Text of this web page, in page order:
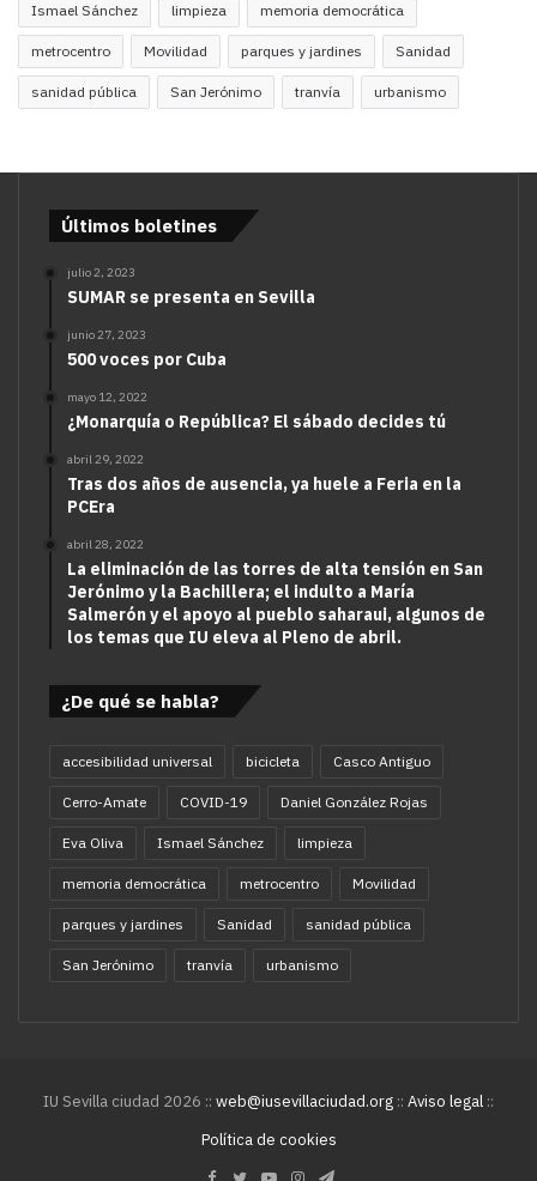
Ismael Sánchez limpieza memoria democrática
metrocentro Movilidad parques y jardines Sanidad
sanidad pública San Jerónimo tranvía urbanismo
Últimos boletines
julio 2, 2023
SUMAR se presenta en Sevilla
junio 27, 2023
500 voces por Cuba
mayo 12, 2022
¿Monarquía o República? El sábado decides tú
abril 29, 2022
Tras dos años de ausencia, ya huele a Feria en la
PCEra
abril 28, 2022
La eliminación de las torres de alta tensión en San
Jerónimo y la Bachillera; el indulto a María
Salmerón y el apoyo al pueblo saharaui, algunos de
los temas que IU eleva al Pleno de abril.
¿De qué se habla?
accesibilidad universal bicicleta Casco Antiguo
Cerro-Amate COVID-19 Daniel González Rojas
Eva Oliva Ismael Sánchez limpieza
memoria democrática metrocentro Movilidad
parques y jardines Sanidad sanidad pública
San Jerónimo tranvía urbanismo
IU Sevilla ciudad 2026 :: web@iusevillaciudad.org :: Aviso legal ::
Política de cookies